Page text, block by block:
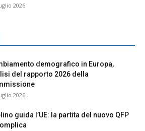
2026
demografico in Europa,
del rapporto 2026 della
2026
guida l’UE: la partita del nuovo QFP